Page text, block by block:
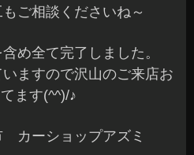
ご相談くださいね～
め全て完了しました。
ますので沢山のご来店お
ます(^^)/♪
ーショップアズミ